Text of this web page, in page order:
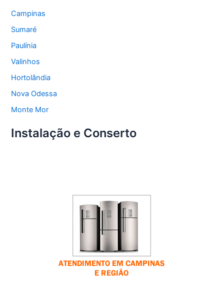
Campinas
Sumaré
Paulínia
Valinhos
Hortolândia
Nova Odessa
Monte Mor
Instalação e Conserto